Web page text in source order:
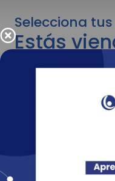
Selecciona
Estás
para
Para cambiar al
adelante recuerda
Entendido